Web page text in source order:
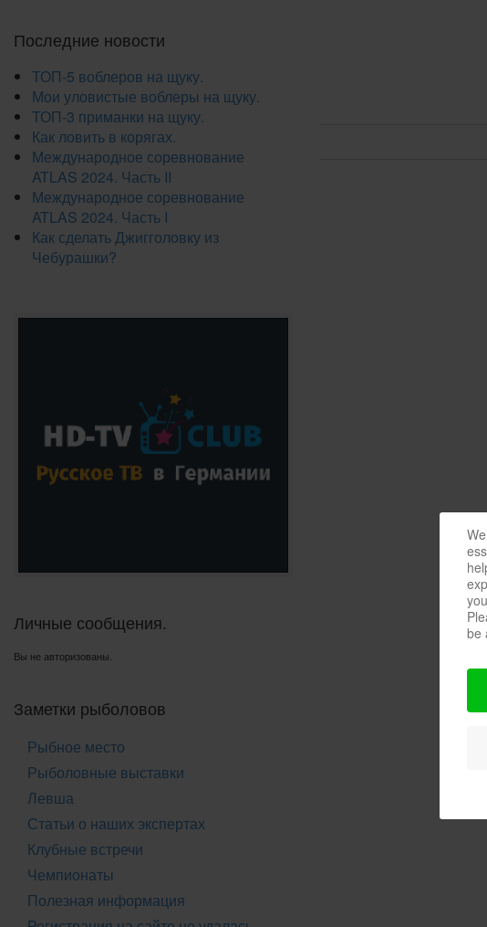
Последние новости
ТОП-5 воблеров на щуку.
Мои уловистые воблеры на щуку.
ТОП-3 приманки на щуку.
Как ловить в корягах.
Международное соревнование
ATLAS 2024. Часть II
Международное соревнование
ATLAS 2024. Часть I
Как сделать Джигголовку из
Чебурашки?
Личные сообщения.
Вы не авторизованы.
Заметки рыболовов
Рыбное место
Рыболовные выставки
Левша
Статьи о наших экспертах
Клубные встречи
Чемпионаты
Полезная информация
be